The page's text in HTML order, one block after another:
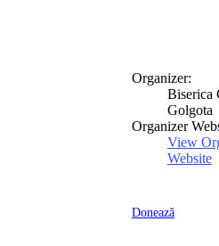
Organizer:
Biserica
Golgota
Organizer
View
Website
Donează